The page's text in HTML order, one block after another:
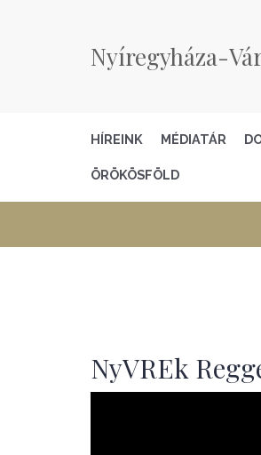
Nyíregyháza-
HÍREINK MÉDIATÁR
ÖRÖKÖSFÖLD
NyVREk